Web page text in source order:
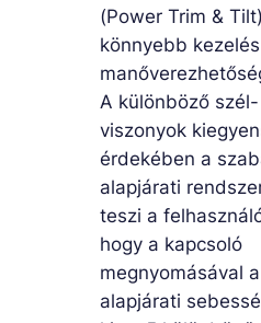
(Power Trim &
könnyebb
A különböző
viszonyok
érdekében a
alapjárati
teszi a
hogy a kapcsoló
megnyomásával
alapjárati